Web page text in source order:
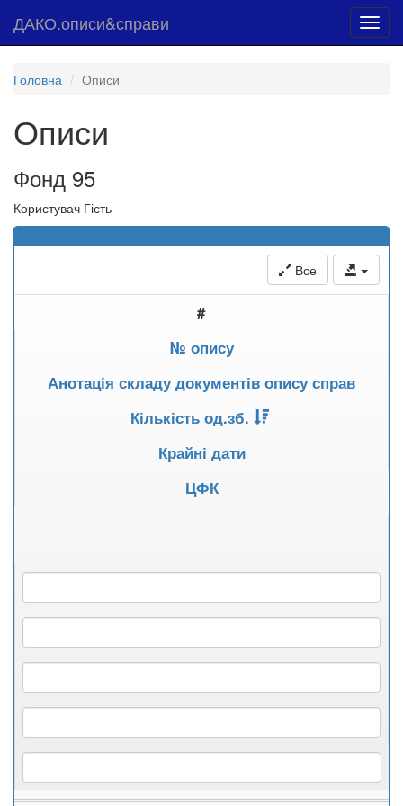
ДАКО.описи&справи
Головна Описи
Описи
Фонд 95
Користувач Гість
Все
#
№ опису
Анотація складу документів опису справ
Кількість од.зб.
Крайні дати
ЦФК